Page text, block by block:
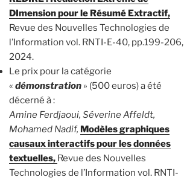
DImension pour le Résumé Extractif,
Revue des Nouvelles Technologies de
l’Information vol. RNTI-E-40, pp.199-206,
2024.
Le prix pour la catégorie
« démonstration » (500 euros) a été
décerné à :
Amine Ferdjaoui, Séverine Affeldt,
Mohamed Nadif, Modèles graphiques
causaux interactifs pour les données
textuelles, Revue des Nouvelles
Technologies de l’Information vol. RNTI-